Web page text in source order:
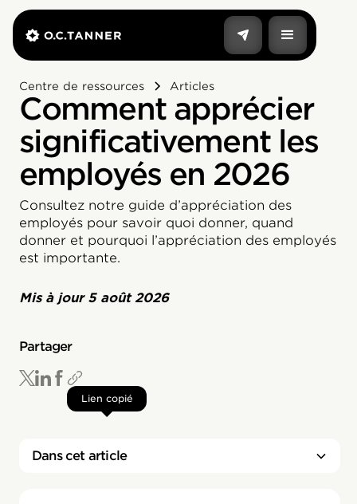
Centre de ressources Articles
Comment apprécier
significativement les
employés en 2026
Consultez notre guide d’appréciation des
employés pour savoir quoi donner, quand
donner et pourquoi l’appréciation des employés
est importante.
Mis à jour 5 août 2026
Partager
Lien copié
Dans cet article